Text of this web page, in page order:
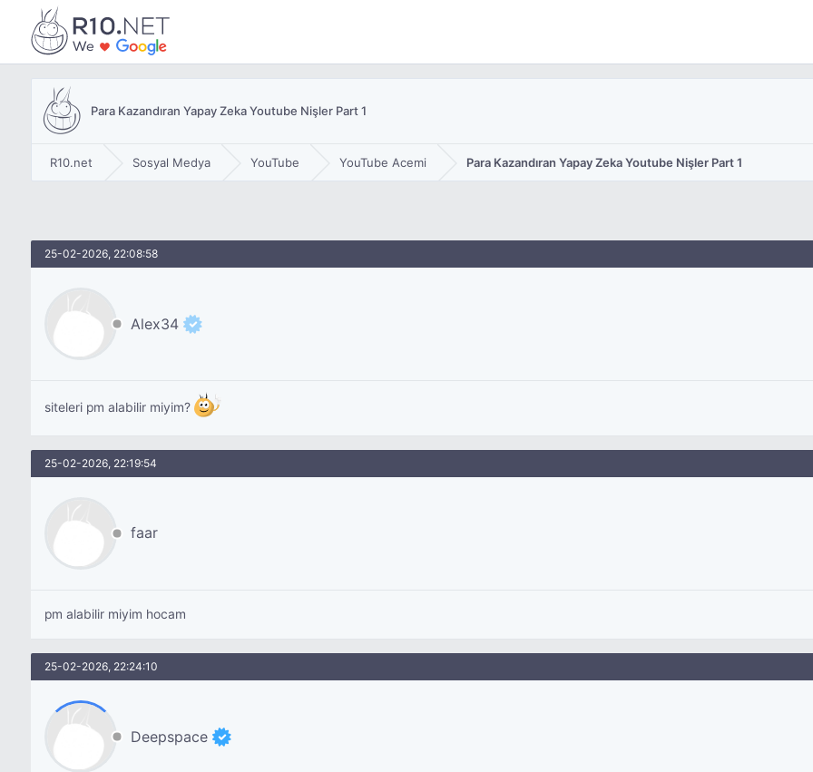
Para Kazandıran Yapay Zeka Youtube Nişler Part 1
R10.net Sosyal Medya YouTube YouTube Acemi Para Kazandıran Yapay Zeka Youtube Nişler Part 1
25-02-2026, 22:08:58
Alex34
siteleri pm alabilir miyim?
25-02-2026, 22:19:54
faar
pm alabilir miyim hocam
25-02-2026, 22:24:10
Deepspace